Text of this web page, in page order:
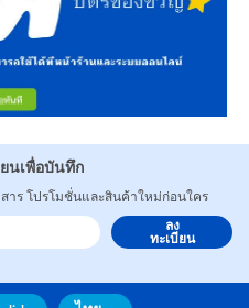
นเพื่อบันทึก
าร โปรโมชั่นและสินค้าใหม่ก่อนใคร
ลง
ทะเบียน